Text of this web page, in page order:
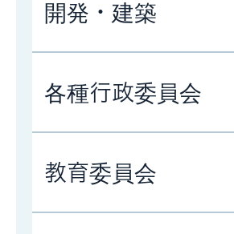
開発・建築
各種行政委員会
教育委員会